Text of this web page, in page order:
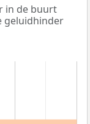
in de buurt
geluidhinder